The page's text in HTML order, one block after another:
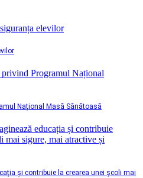
Național Masă Sănătoasă
și contribuie la crearea unei școli mai